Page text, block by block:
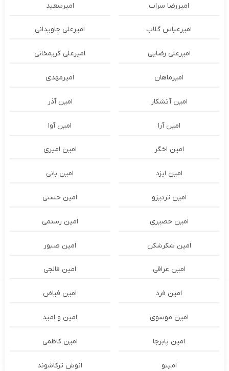
امیررضا سراب امیرسعید
امیرعباس گلاب امیرعلی جاویدانی
امیرعلی رضایی امیرعلی کریمخانی
امیرماهان امیرمهدی
امین آتشکار امین آذر
امین آرا امین آوا
امین اخگر امین امیری
امین ایزد امین بانی
امین تردیزو امین حسنی
امین حصیری امین رستمی
امین شکرشکن امین صبور
امین عراقی امین فالجی
امین فرد امین فیاض
امین موسوی امین و امید
امین پابرجا امین کاظمی
امینو انوش ترکاشوند